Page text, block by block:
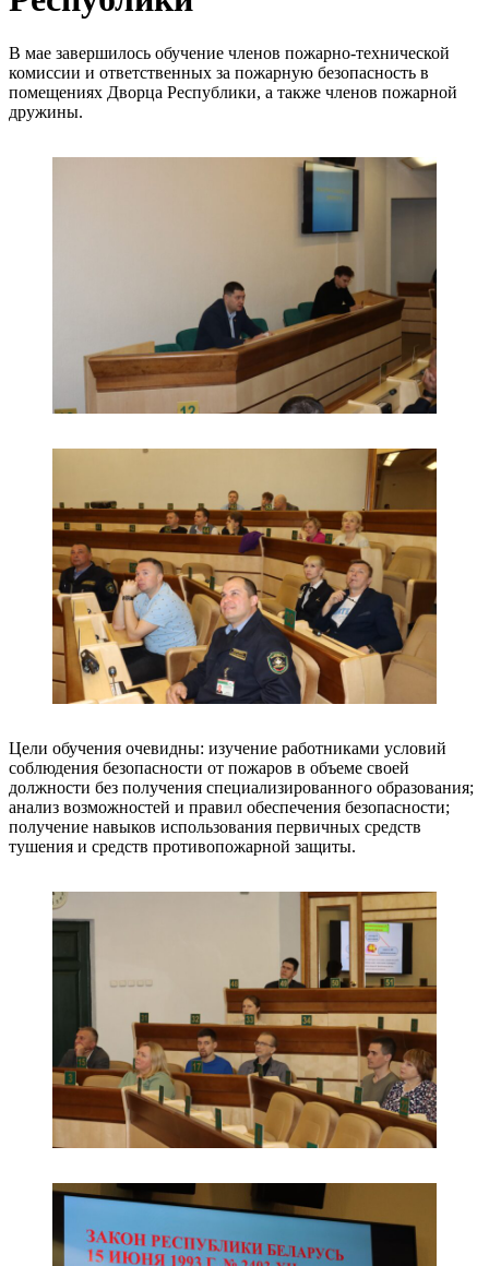
В мае завершилось обучение членов пожарно-технической
комиссии и ответственных за пожарную безопасность в
помещениях Дворца Республики, а также членов пожарной
дружины.
Цели обучения очевидны: изучение работниками условий
соблюдения безопасности от пожаров в объеме своей
должности без получения специализированного образования;
анализ возможностей и правил обеспечения безопасности;
получение навыков использования первичных средств
тушения и средств противопожарной защиты.